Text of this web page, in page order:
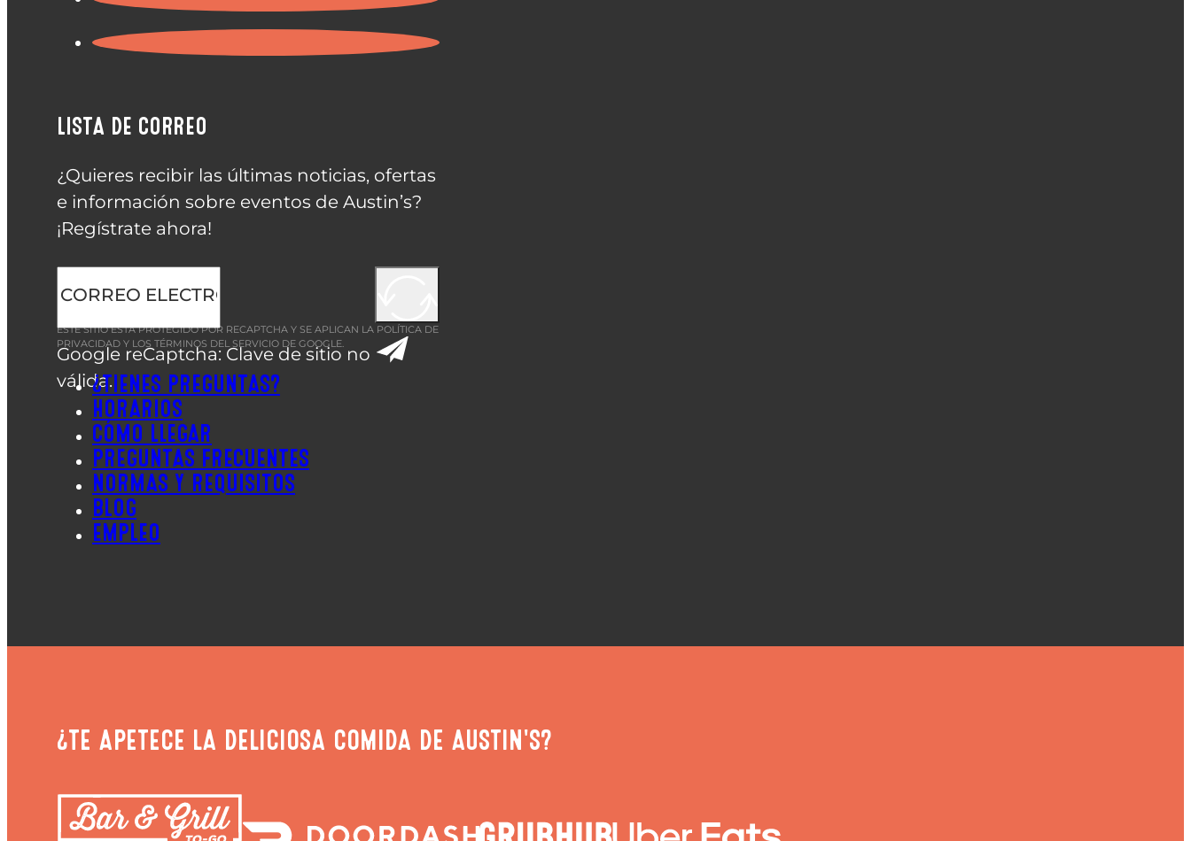
LISTA DE CORREO
¿Quieres recibir las últimas noticias, ofertas
e información sobre eventos de Austin’s?
¡Regístrate ahora!
Google reCaptcha: Clave de sitio no
válida.
ESTE SITIO ESTÁ PROTEGIDO POR RECAPTCHA Y SE APLICAN LA POLÍTICA DE
PRIVACIDAD Y LOS TÉRMINOS DEL SERVICIO DE GOOGLE.
¿TIENES PREGUNTAS?
HORARIOS
CÓMO LLEGAR
PREGUNTAS FRECUENTES
NORMAS Y REQUISITOS
BLOG
EMPLEO
¿TE APETECE LA DELICIOSA COMIDA DE AUSTIN'S?